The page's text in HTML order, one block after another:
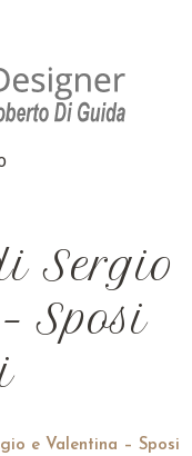
Sergio
Sposi
e Valentina – Sposi